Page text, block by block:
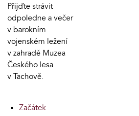
Přijďte strávit
odpoledne a večer
v barokním
vojenském ležení
v zahradě Muzea
Českého lesa
v Tachově.
Začátek